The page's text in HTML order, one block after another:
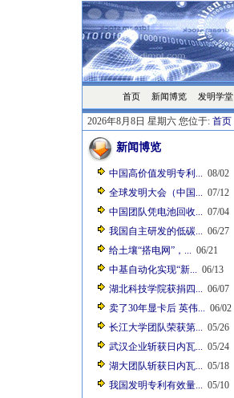
首页 新闻博览 发明学堂
2026年8月8日 星期六 您位于: 首页
新闻博览
中国高价值发明专利... 08/02
全球发明大会（中国... 07/12
中国团队凭电池回收... 07/04
我国自主研发的低碳... 06/27
给土壤“搭电网”，... 06/21
中基自动化实现“新... 06/13
湖北科技学院获捐四... 06/07
卖了30年显卡后 英伟... 06/02
长江大学团队荣获第... 05/26
武汉企业斩获日内瓦... 05/24
湖大团队斩获日内瓦... 05/18
我国发明专利有效量... 05/10